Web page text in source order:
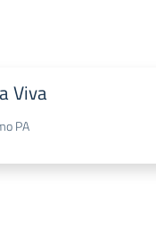
Viva
PA